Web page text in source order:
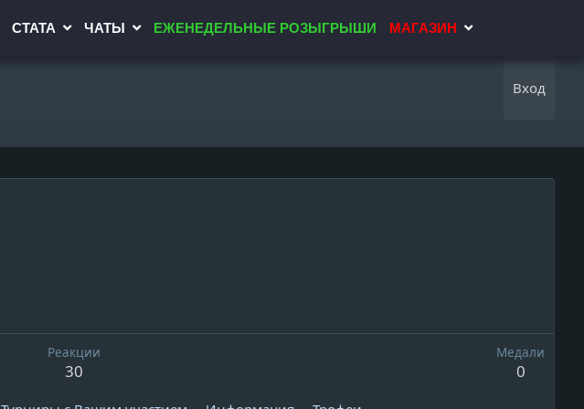
СТАТА ЧАТЫ ЕЖЕНЕДЕЛЬНЫЕ РОЗЫГРЫШИ МАГАЗИН
Вход
Реакции
30
Медали
0